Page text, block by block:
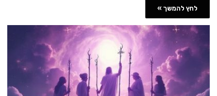
לחץ להמשך »